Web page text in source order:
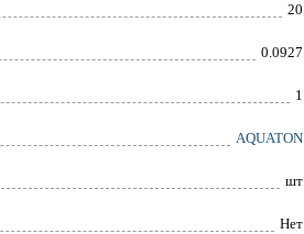
20
0.0927
1
AQUATON
шт
Нет